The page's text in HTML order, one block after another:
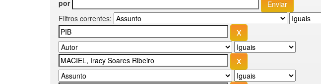
por
Filtros correntes: